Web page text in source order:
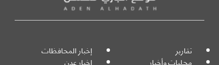
تقارير إخبار المحافظات
محليات وأخبار إخبار عدن